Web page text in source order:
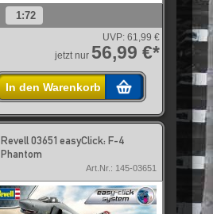
1:72
UVP: 61,99 €
jetzt nur 56,99 €*
In den Warenkorb
Revell 03651 easyClick: F-4
Phantom
Art.Nr.: 145-03651